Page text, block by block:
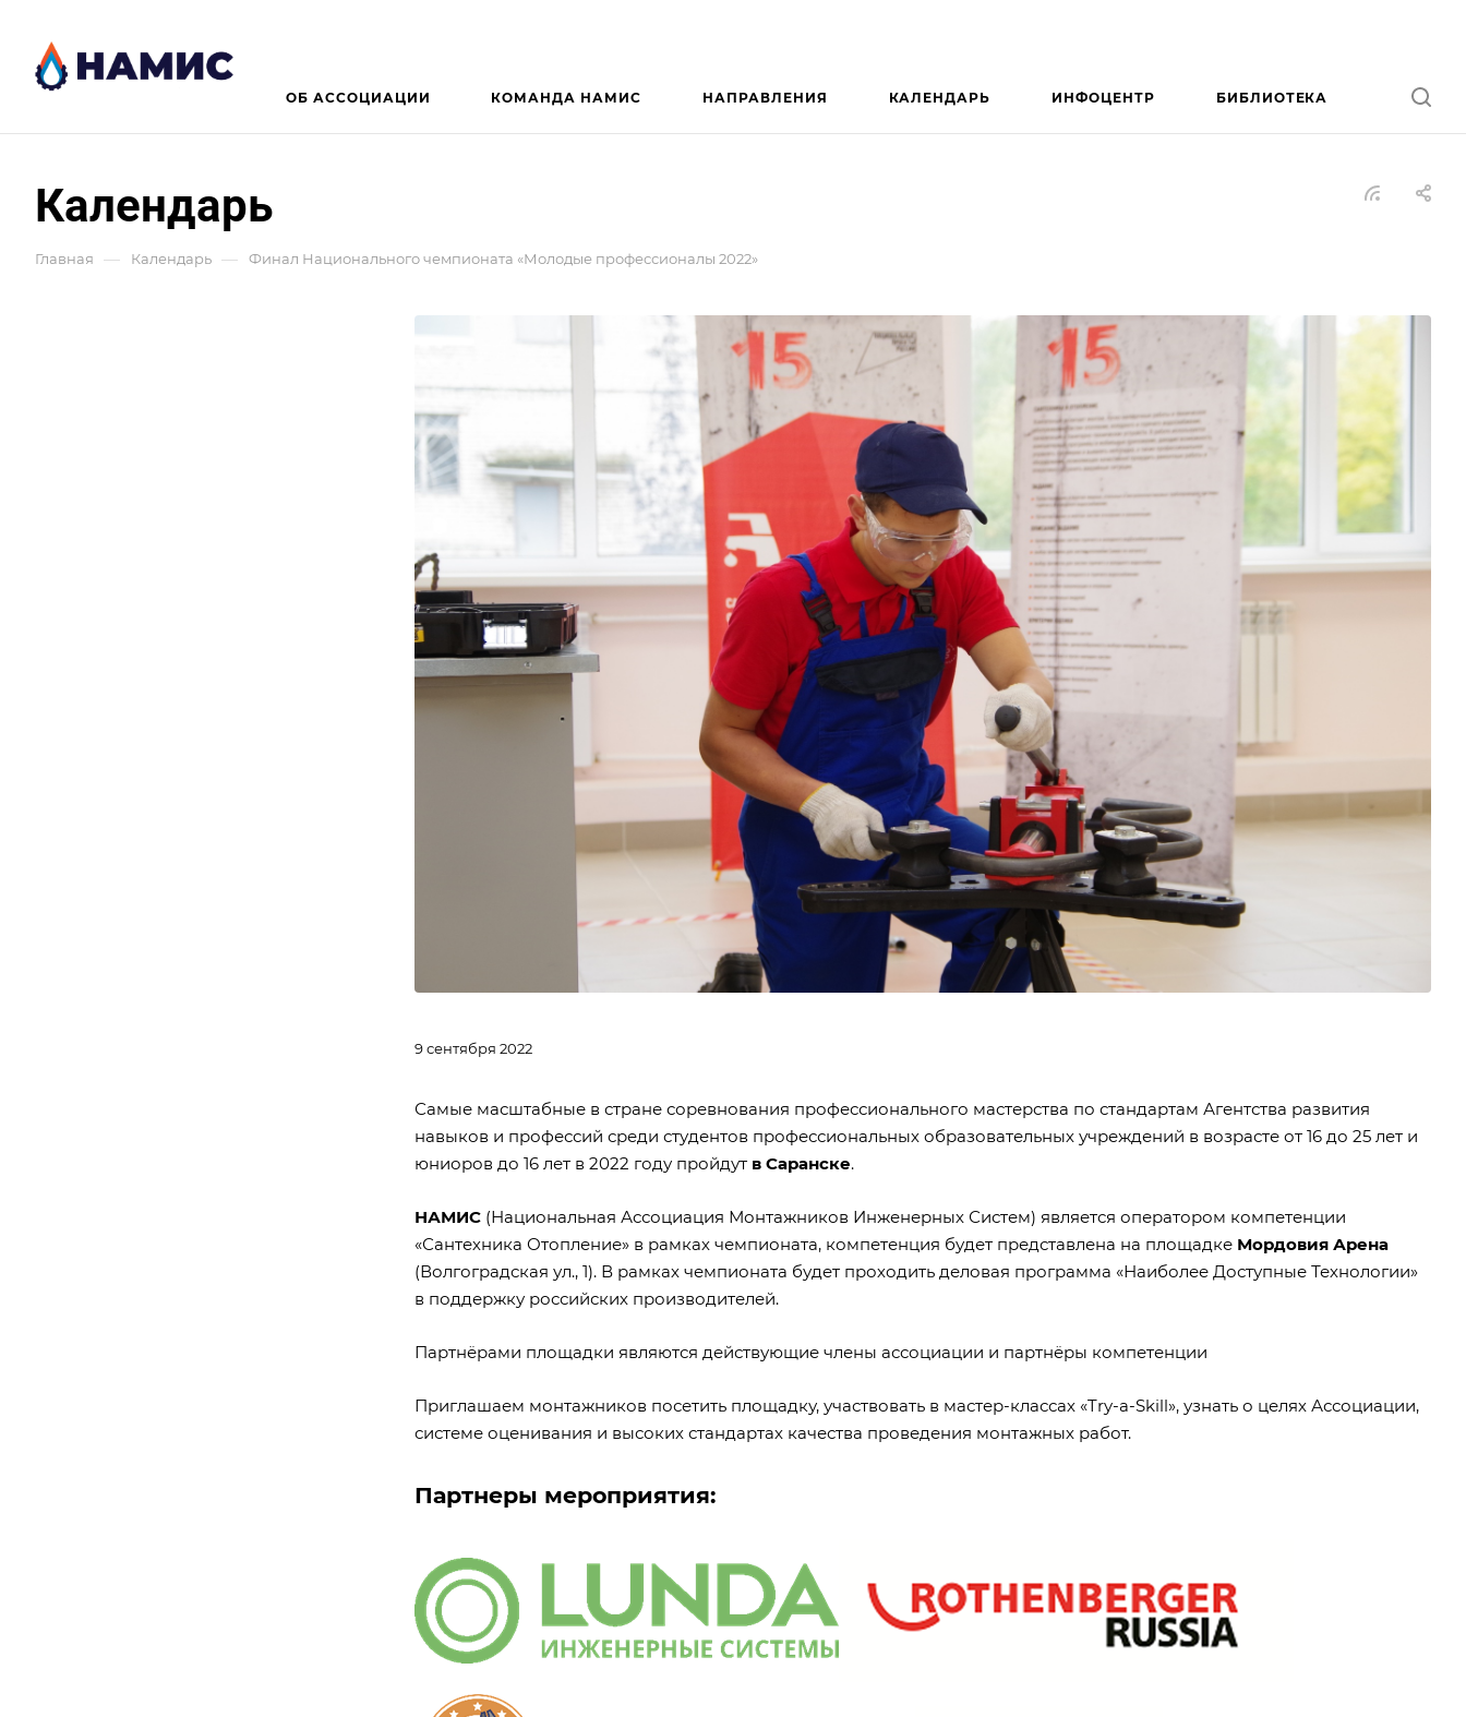
ОБ АССОЦИАЦИИ КОМАНДА НАМИС НАПРАВЛЕНИЯ КАЛЕНДАРЬ ИНФОЦЕНТР БИБЛИОТЕКА
Календарь
Главная — Календарь — Финал Национального чемпионата «Молодые профессионалы 2022»
9 сентября 2022
Самые масштабные в стране соревнования профессионального мастерства по стандартам Агентства развития
навыков и профессий среди студентов профессиональных образовательных учреждений в возрасте от 16 до 25 лет и
юниоров до 16 лет в 2022 году пройдут в Саранске.
НАМИС (Национальная Ассоциация Монтажников Инженерных Систем) является оператором компетенции
«Сантехника Отопление» в рамках чемпионата, компетенция будет представлена на площадке Мордовия Арена
(Волгоградская ул., 1). В рамках чемпионата будет проходить деловая программа «Наиболее Доступные Технологии»
в поддержку российских производителей.
Партнёрами площадки являются действующие члены ассоциации и партнёры компетенции
Приглашаем монтажников посетить площадку, участвовать в мастер-классах «Try-a-Skill», узнать о целях Ассоциации,
системе оценивания и высоких стандартах качества проведения монтажных работ.
Партнеры мероприятия: